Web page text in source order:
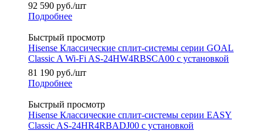
92 590 руб./шт
Подробнее
Быстрый просмотр
Hisense Классические сплит-системы серии GOAL
Classic A Wi-Fi AS-24HW4RBSCA00 с установкой
81 190 руб./шт
Подробнее
Быстрый просмотр
Hisense Классические сплит-системы серии EASY
Classic AS-24HR4RBADJ00 с установкой